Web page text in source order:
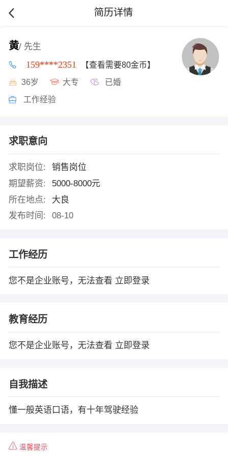
简历详情
黄/ 先生
159****2351 【查看需要80金币】
36岁 大专 已婚
工作经验
求职意向
求职岗位:
销售岗位
期望薪资:
5000-8000元
所在地点:
大良
发布时间:
08-10
工作经历
您不是企业账号，无法查看 立即登录
教育经历
您不是企业账号，无法查看 立即登录
自我描述
懂一般英语口语，有十年驾驶经验
温馨提示